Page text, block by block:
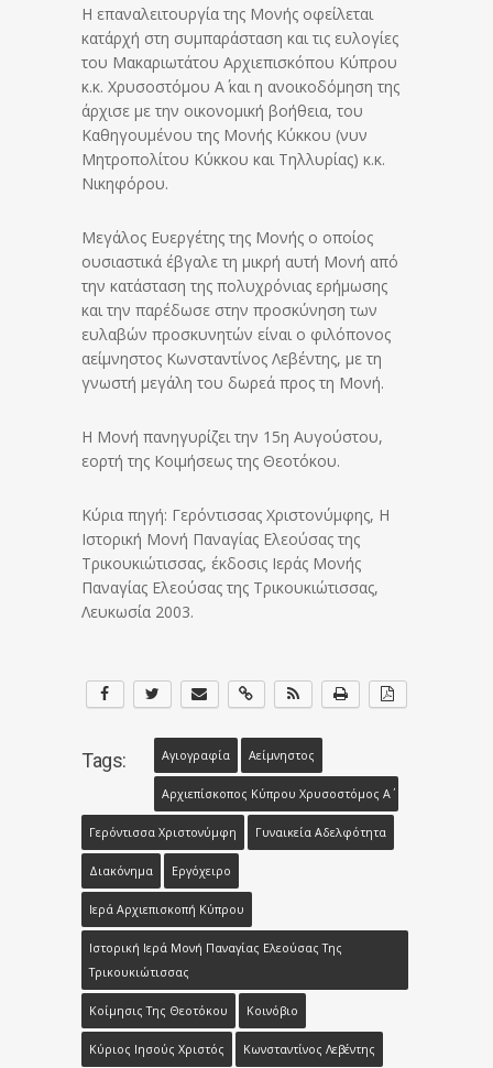
Η επαναλειτουργία της Μονής οφείλεται
κατ΄αρχή στη συμπαράσταση και τις ευλογίες
του Μακαριωτάτου Αρχιεπισκόπου Κύπρου
κ.κ. Χρυσοστόμου Α΄ και η ανοικοδόμηση της
άρχισε με την οικονομική βοήθεια, του
Καθηγουμένου της Μονής Κύκκου (νυν
Μητροπολίτου Κύκκου και Τηλλυρίας) κ.κ.
Νικηφόρου.
Μεγάλος Ευεργέτης της Μονής ο οποίος
ουσιαστικά έβγαλε τη μικρή αυτή Μονή από
την κατάσταση της πολυχρόνιας ερήμωσης
και την παρέδωσε στην προσκύνηση των
ευλαβών προσκυνητών είναι ο φιλόπονος
αείμνηστος Κωνσταντίνος Λεβέντης, με τη
γνωστή μεγάλη του δωρεά προς τη Μονή.
Η Μονή πανηγυρίζει την 15η Αυγούστου,
εορτή της Κοιμήσεως της Θεοτόκου.
Κύρια πηγή: Γερόντισσας Χριστονύμφης, Η
Ιστορική Μονή Παναγίας Ελεούσας της
Τρικουκιώτισσας, έκδοσις Ιεράς Μονής
Παναγίας Ελεούσας της Τρικουκιώτισσας,
Λευκωσία 2003.
Tags: Αγιογραφία Αείμνηστος
Αρχιεπίσκοπος Κύπρου Χρυσοστόμος Α΄
Γερόντισσα Χριστονύμφη Γυναικεία Αδελφότητα
Διακόνημα Εργόχειρο
Ιερά Αρχιεπισκοπή Κύπρου
Ιστορική Ιερά Μονή Παναγίας Ελεούσας Της
Τρικουκιώτισσας
Κοίμησις Της Θεοτόκου Κοινόβιο
Κύριος Ιησούς Χριστός Κωνσταντίνος Λεβέντης